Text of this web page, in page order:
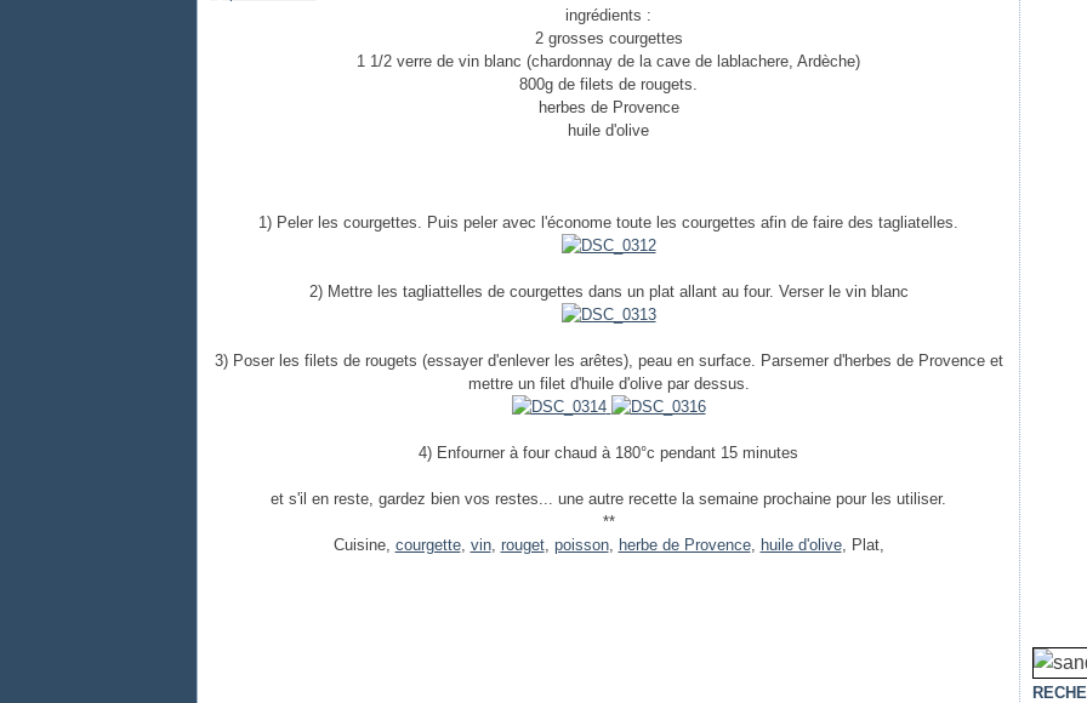
ingrédients :
2 grosses courgettes
1 1/2 verre de vin blanc (chardonnay de la cave de lablachere, Ardèche)
800g de filets de rougets.
herbes de Provence
huile d'olive
1) Peler les courgettes. Puis peler avec l'économe toute les courgettes afin de faire des tagliatelles.
2) Mettre les tagliattelles de courgettes dans un plat allant au four. Verser le vin blanc
3) Poser les filets de rougets (essayer d'enlever les arêtes), peau en surface. Parsemer d'herbes de Provence et
mettre un filet d'huile d'olive par dessus.
4) Enfourner à four chaud à 180°c pendant 15 minutes
et s'il en reste, gardez bien vos restes... une autre recette la semaine prochaine pour les utiliser.
**
Cuisine, courgette, vin, rouget, poisson, herbe de Provence, huile d'olive, Plat,